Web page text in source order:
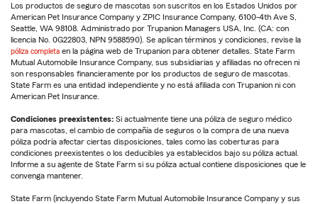
Los productos de seguro de mascotas son suscritos en los Estados Unidos por
American Pet Insurance Company y ZPIC Insurance Company, 6100-4th Ave S,
Seattle, WA 98108. Administrado por Trupanion Managers USA, Inc. (CA: con
licencia No. 0G22803, NPN 9588590). Se aplican términos y condiciones, revise la
póliza completa en la página web de Trupanion para obtener detalles. State Farm
Mutual Automobile Insurance Company, sus subsidiarias y afiliadas no ofrecen ni
son responsables financieramente por los productos de seguro de mascotas.
State Farm es una entidad independiente y no está afiliada con Trupanion ni con
American Pet Insurance.
Condiciones preexistentes: Si actualmente tiene una póliza de seguro médico
para mascotas, el cambio de compañía de seguros o la compra de una nueva
póliza podría afectar ciertas disposiciones, tales como las coberturas para
condiciones preexistentes o los deducibles ya establecidos bajo su póliza actual.
Informe a su agente de State Farm si su póliza actual contiene disposiciones que le
convenga mantener.
State Farm (incluyendo State Farm Mutual Automobile Insurance Company y sus